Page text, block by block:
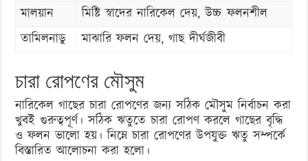
মালয়ান
মিষ্টি স্বাদের নারিকেল দেয়, উচ্চ ফলনশীল
তামিলনাডু
মাঝারি ফলন দেয়, গাছ দীর্ঘজীবী
চারা রোপণের মৌসুম
নারিকেল গাছের চারা রোপণের জন্য সঠিক মৌসুম নির্বাচন করা
খুবই গুরুত্বপূর্ণ। সঠিক ঋতুতে চারা রোপণ করলে গাছের বৃদ্ধি
ও ফলন ভালো হয়। নিম্নে চারা রোপণের উপযুক্ত ঋতু সম্পর্কে
বিস্তারিত আলোচনা করা হলো।